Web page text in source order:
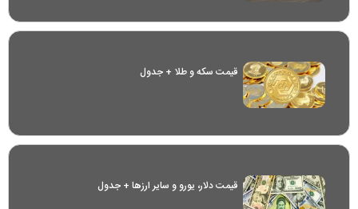
قیمت سکه و طلا + جدول
قیمت دلار، یورو و سایر ارز‌ها + جدول